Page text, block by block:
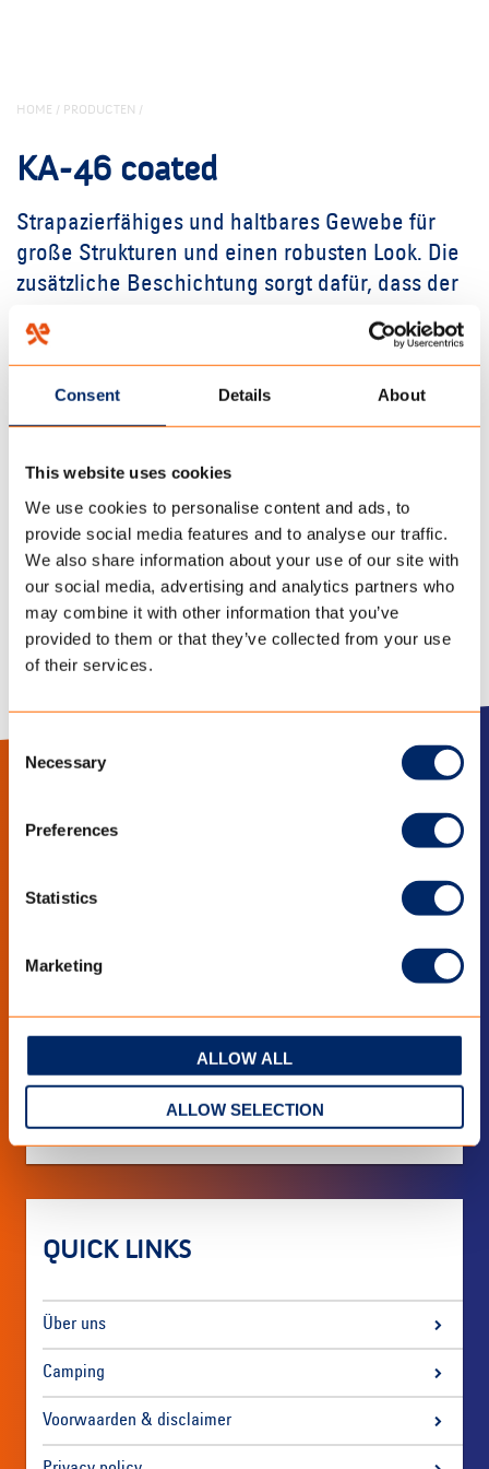
Consent Details About
This website uses cookies
We use cookies to personalise content and ads, to
provide social media features and to analyse our traffic.
We also share information about your use of our site with
our social media, advertising and analytics partners who
may combine it with other information that you’ve
provided to them or that they’ve collected from your use
of their services.
Consent
Selection
Necessary
Preferences
Statistics
Marketing
ALLOW ALL
ALLOW SELECTION
HOME / PRODUCTEN /
KA-46 coated
Strapazierfähiges und haltbares Gewebe für
große Strukturen und einen robusten Look. Die
zusätzliche Beschichtung sorgt dafür, dass der
Witterungseinflüssen geschützt wird.
50% Polyester / 50% Baumwolle
440 gr/m2
50 cm Wassersäule
Ausrüstung
DIE TECHNISCHEN DATEN HERUNTERLADEN
BLEIB INFORMIERT
Bleiben Sie auf dem Laufenden mit den
Abonnieren Sie den Newsletters
QUICK LINKS
Über uns
Camping
Voorwaarden & disclaimer